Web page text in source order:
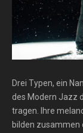
Drei Typen, ein
des Modern Jazz
tragen. Ihre
bilden zusammen